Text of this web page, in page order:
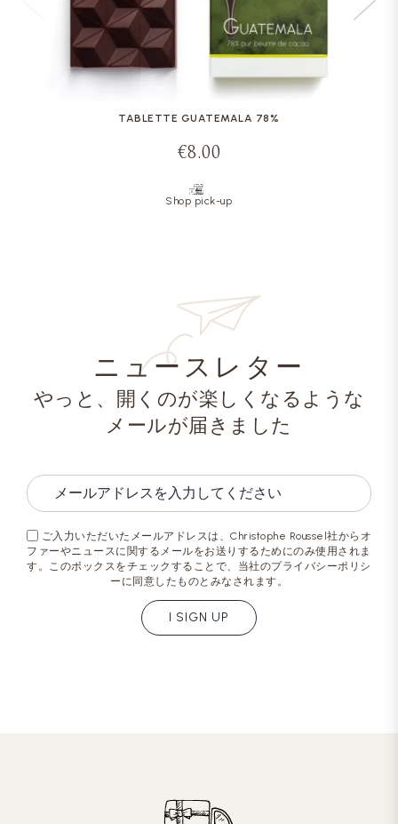
TABLETTE GUATEMALA 78%
€8.00
Shop pick-up
ニュースレター
やっと、開くのが楽しくなるような
メールが届きました
ご入力いただいたメールアドレスは、Christophe Roussel社からオ
ファーやニュースに関するメールをお送りするためにのみ使用されま
す。このボックスをチェックすることで、当社のプライバシーポリシ
ーに同意したものとみなされます。
I SIGN UP